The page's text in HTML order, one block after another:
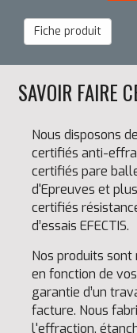
Fiche produit
SAVOIR FAIRE
Nous disposons
certifiés anti-
certifiés pare
d'Epreuves et
certifiés
d’essais EFECTIS.
Nos produits
en fonction de
garantie d’un
facture. Nous
l'effraction,